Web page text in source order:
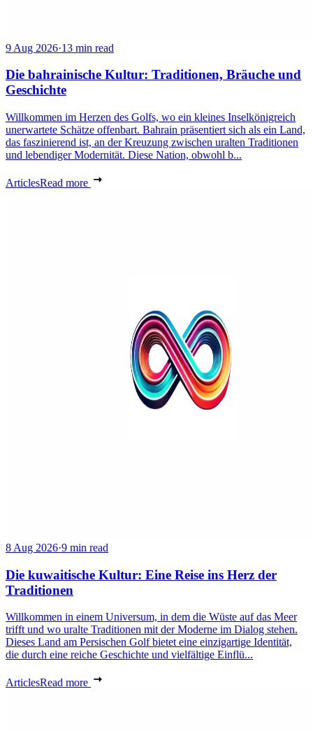
9 Aug 2026·13 min read
Die bahrainische Kultur: Traditionen, Bräuche und
Geschichte
Willkommen im Herzen des Golfs, wo ein kleines Inselkönigreich
unerwartete Schätze offenbart. Bahrain präsentiert sich als ein Land,
das faszinierend ist, an der Kreuzung zwischen uralten Traditionen
und lebendiger Modernität. Diese Nation, obwohl b...
ArticlesRead more
8 Aug 2026·9 min read
Die kuwaitische Kultur: Eine Reise ins Herz der
Traditionen
Willkommen in einem Universum, in dem die Wüste auf das Meer
trifft und wo uralte Traditionen mit der Moderne im Dialog stehen.
Dieses Land am Persischen Golf bietet eine einzigartige Identität,
die durch eine reiche Geschichte und vielfältige Einflü...
ArticlesRead more